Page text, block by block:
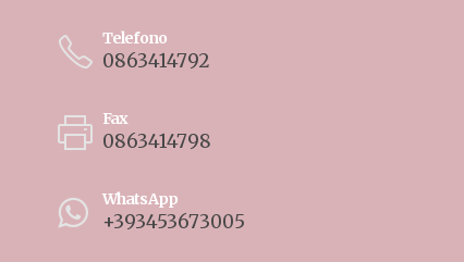
Telefono
Fax
WhatsApp